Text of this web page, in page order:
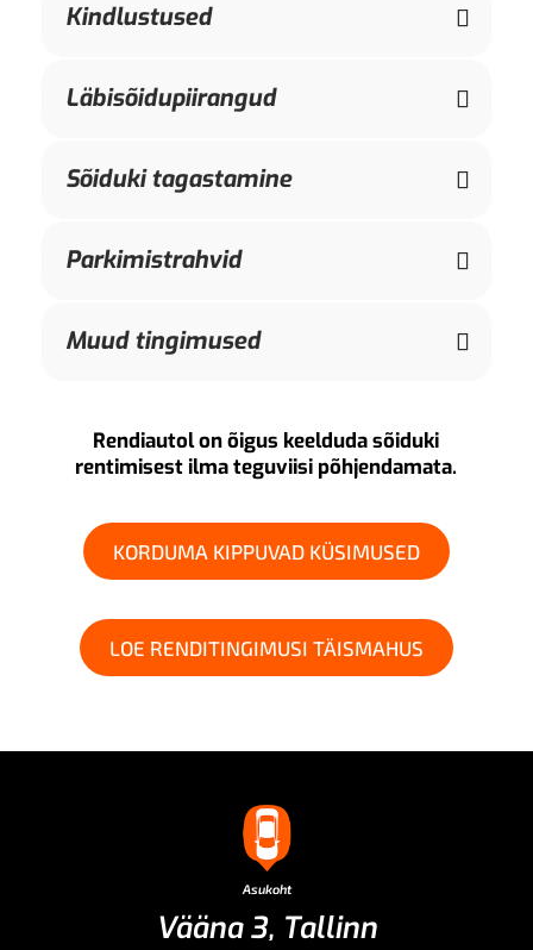
Kindlustused
Läbisõidupiirangud
Sõiduki tagastamine
Parkimistrahvid
Muud tingimused
Rendiautol on õigus keelduda sõiduki
rentimisest ilma teguviisi põhjendamata.
KORDUMA KIPPUVAD KÜSIMUSED
LOE RENDITINGIMUSI TÄISMAHUS
Asukoht
Vääna 3, Tallinn